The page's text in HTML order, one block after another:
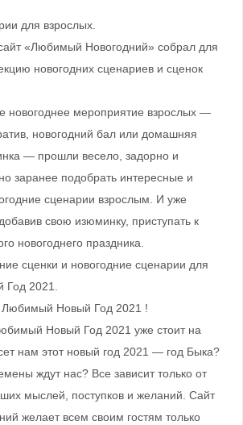
для взрослых.
«Любимый Новогодний» собрал для
новогодних сценариев и сценок
новогоднее мероприятие взрослых —
новогодний бал или домашняя
— прошли весело, задорно и
заранее подобрать интересные и
сценарии взрослым. И уже
свою изюминку, приступать к
новогоднего праздника.
сценки и новогодние сценарии для
Год 2021.
Любимый Новый Год 2021 !
Новый Год 2021 уже стоит на
нам этот новый год 2021 — год Быка?
ждут нас? Все зависит только от
мыслей, поступков и желаний. Сайт
желает всем своим гостям только